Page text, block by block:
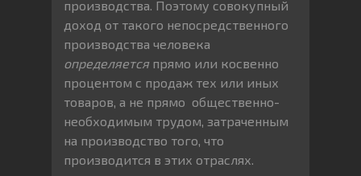
производства. Поэтому совокупный
доход от такого непосредственного
производства человека
определяетсяпрямо или косвенно
процентом с продаж тех или иных
товаров, а не прямо общественно-
необходимым трудом, затраченным
на производство того, что
производится в этих отраслях.